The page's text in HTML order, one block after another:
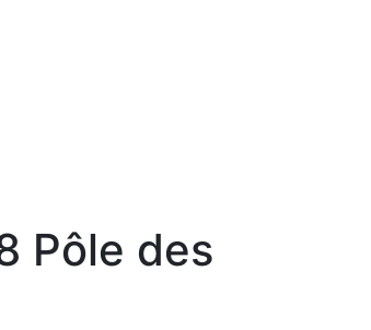
Pôle des